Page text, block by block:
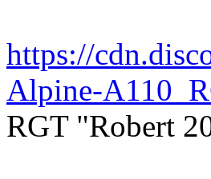
https://
Alpine-
RGT "Robert